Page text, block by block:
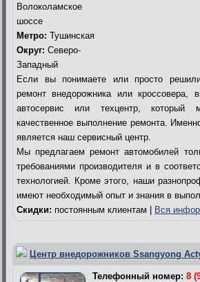
Волоколамское
шоссе
Метро: Тушинская
Округ: Северо-
Западный
Если вы понимаете или просто
ремонт внедорожника или кроссовера,
автосервис или техцентр, который
качественное выполнение ремонта.
является наш сервисный центр.
Мы предлагаем ремонт автомобилей
требованиями производителя и в
технологией. Кроме этого, наши
имеют необходимый опыт и знания в
Скидки: постоянным клиентам | Вся
Центр внедорожников Ssangyong
Телефонный номер: 8